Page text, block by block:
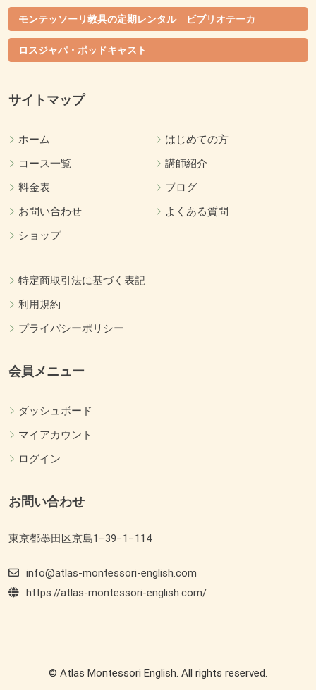
モンテッソーリ教具の定期レンタル ビブリオテーカ
ロスジャパ・ポッドキャスト
サイトマップ
ホーム
はじめての方
コース一覧
講師紹介
料金表
ブログ
お問い合わせ
よくある質問
ショップ
特定商取引法に基づく表記
利用規約
プライバシーポリシー
会員メニュー
ダッシュボード
マイアカウント
ログイン
お問い合わせ
東京都墨田区京島1−39−1−114
info@atlas-montessori-english.com
https://atlas-montessori-english.com/
© Atlas Montessori English. All rights reserved.